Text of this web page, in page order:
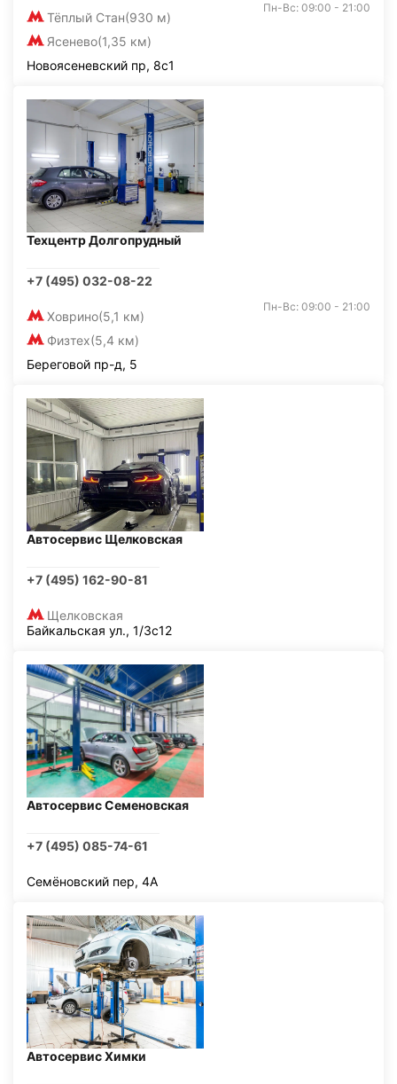
Тёплый Стан(930 м)
Ясенево(1,35 км)
Пн-Вс: 09:00 - 21:00
Новоясеневский пр, 8с1
Техцентр Долгопрудный
+7 (495) 032-08-22
Ховрино(5,1 км)
Физтех(5,4 км)
Пн-Вс: 09:00 - 21:00
Береговой пр-д, 5
Автосервис Щелковская
+7 (495) 162-90-81
Щелковская
Байкальская ул., 1/3с12
Автосервис Семеновская
+7 (495) 085-74-61
Семёновский пер, 4А
Автосервис Химки